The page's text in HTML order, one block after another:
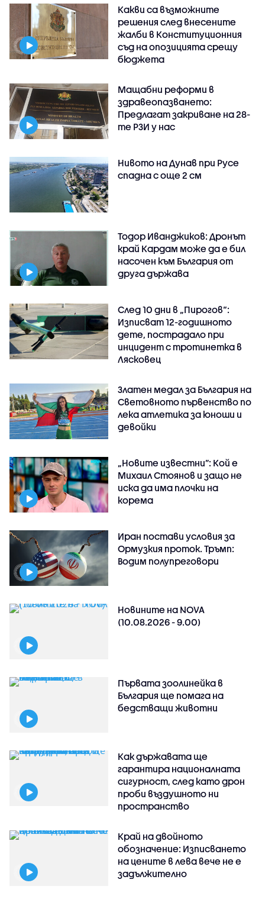
Какви са възможните
решения след внесените
жалби в Конституционния
съд на опозицията срещу
бюджета
Мащабни реформи в
здравеопазването:
Предлагат закриване на 28-
те РЗИ у нас
Нивото на Дунав при Русе
спадна с още 2 см
Тодор Иванджиков: Дронът
край Кардам може да е бил
насочен към България от
друга държава
След 10 дни в „Пирогов“:
Изписват 12-годишното
дете, пострадало при
инцидент с тротинетка в
Лясковец
Златен медал за България на
Световното първенство по
лека атлетика за юноши и
девойки
„Новите известни”: Кой е
Михаил Стоянов и защо не
иска да има плочки на
корема
Иран постави условия за
Ормузкия проток. Тръмп:
Водим полупреговори
Новините на NOVA
(10.08.2026 - 9.00)
Първата зоолинейка в
България ще помага на
бедстващи животни
Как държавата ще
гарантира националната
сигурност, след като дрон
проби въздушното ни
пространство
Край на двойното
обозначение: Изписването
на цените в лева вече не е
задължително